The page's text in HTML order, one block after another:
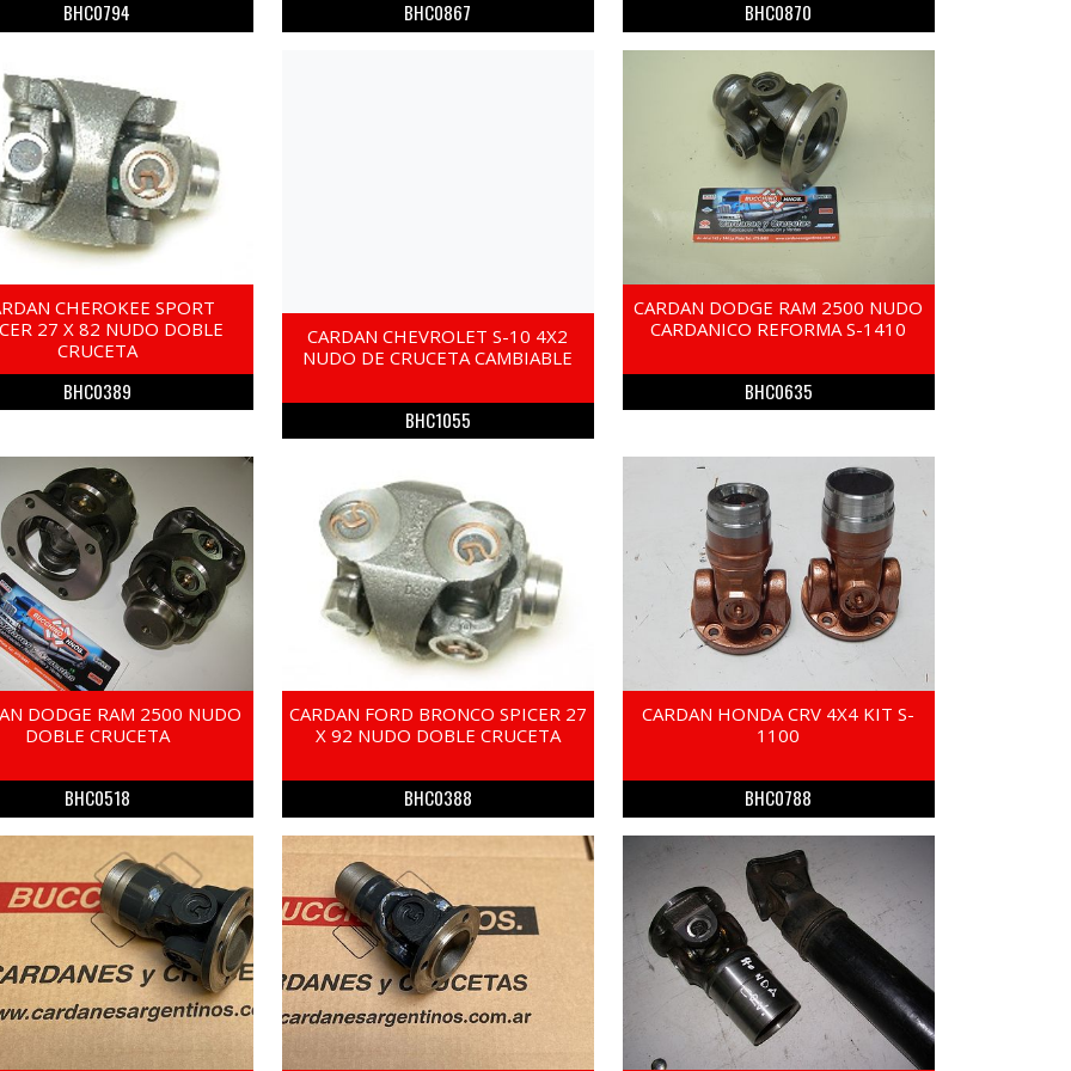
BHC0794 BHC0867 BHC0870
CHEROKEE SPORT
27 X 82 NUDO DOBLE
CRUCETA
BHC0389
CARDAN CHEVROLET S-10 4X2
NUDO DE CRUCETA CAMBIABLE
BHC1055
CARDAN DODGE RAM 2500 NUDO
CARDANICO REFORMA S-1410
BHC0635
DODGE RAM 2500 NUDO
DOBLE CRUCETA
BHC0518
CARDAN FORD BRONCO SPICER 27
X 92 NUDO DOBLE CRUCETA
BHC0388
CARDAN HONDA CRV 4X4 KIT S-
1100
BHC0788